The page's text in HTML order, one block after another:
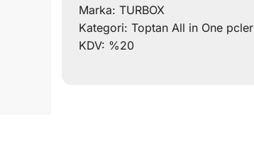
Marka: TURBOX
Kategori: Toptan All in One pcler
KDV: %20